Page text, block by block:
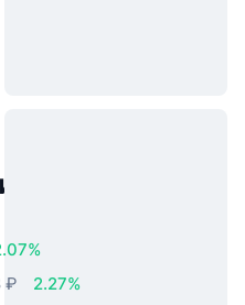
реального
₽
2.27%